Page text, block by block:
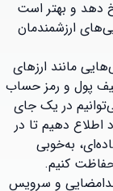
دهد و بهتر است
ارزشمندمان
مانند ارزهای
کد ۲۴ یا ۱۲ رقمی کیف پول و رمز حساب
در یک جای
اطلاع دهیم تا در
به‌خوبی
حفاظت کنیم.
و سرویس